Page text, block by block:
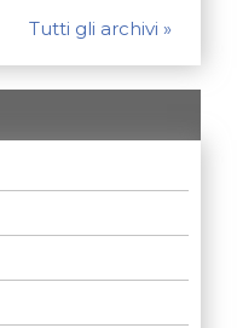
Tutti gli archivi »